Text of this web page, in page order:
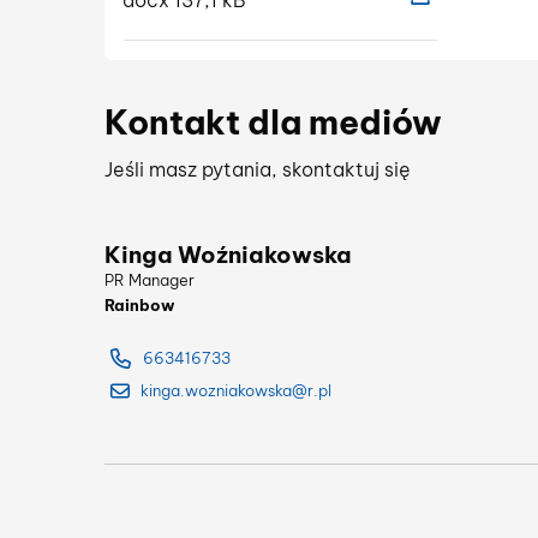
Kontakt dla mediów
Jeśli masz pytania, skontaktuj się
Kinga Woźniakowska
PR Manager
Rainbow
663416733
kinga.wozniakowska@r.pl